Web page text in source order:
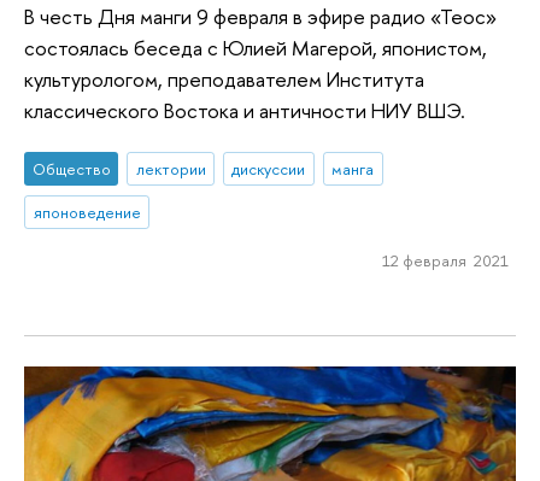
В честь Дня манги 9 февраля в эфире радио «Теос»
состоялась беседа с Юлией Магерой, японистом,
культурологом, преподавателем Института
классического Востока и античности НИУ ВШЭ.
Общество лектории дискуссии
манга
японоведение
12 февраля 2021